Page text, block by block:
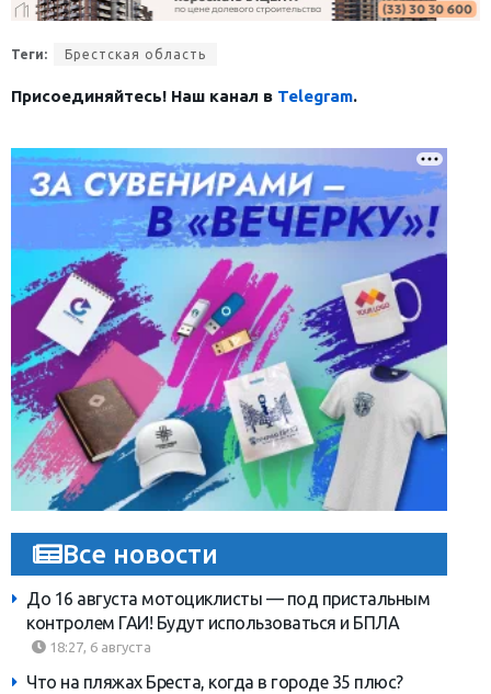
Теги: Брестская область
Присоединяйтесь! Наш канал в Telegram.
Все новости
До 16 августа мотоциклисты — под пристальным
контролем ГАИ! Будут использоваться и БПЛА
18:27, 6 августа
Что на пляжах Бреста, когда в городе 35 плюс?